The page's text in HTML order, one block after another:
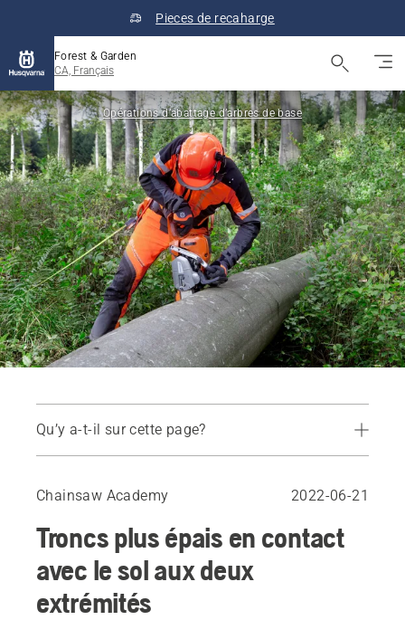
Pieces de recaharge
Forest & Garden
CA, Français
Opérations d’abattage d’arbres de base
Qu’y a-t-il sur cette page?
Chainsaw Academy 2022-06-21
Troncs plus épais en contact
avec le sol aux deux
extrémités